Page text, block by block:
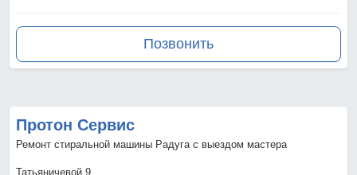
Позвонить
Протон Сервис
Ремонт стиральной машины Радуга с выездом мастера
Татьяничевой 9